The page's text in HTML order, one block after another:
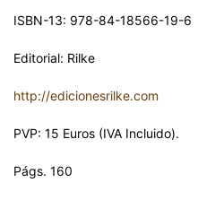
ISBN-13: 978-84-18566-19-6
Editorial: Rilke
http://edicionesrilke.com
PVP: 15 Euros (IVA Incluido).
Págs. 160